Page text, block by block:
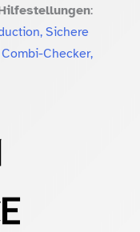
:
Sichere
Checker,